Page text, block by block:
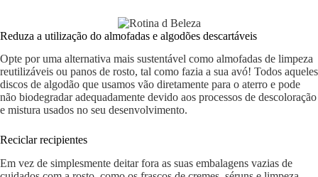
Reduza a utilização do almofadas e algodões descartáveis
Opte por uma alternativa mais sustentável como almofadas de limpeza
reutilizáveis ou panos de rosto, tal como fazia a sua avó! Todos aqueles
discos de algodão que usamos vão diretamente para o aterro e pode
não biodegradar adequadamente devido aos processos de descoloração
e mistura usados ​​no seu desenvolvimento.
Reciclar recipientes
Em vez de simplesmente deitar fora as suas embalagens vazias de